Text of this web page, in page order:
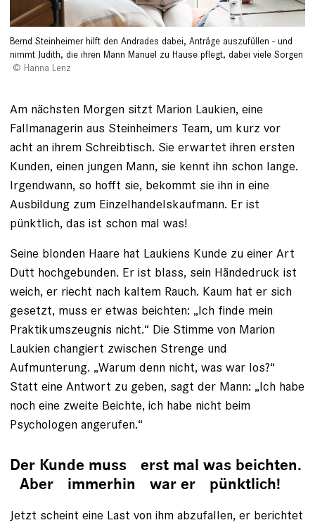
Bernd Steinheimer hilft den Andrades dabei, Anträge auszufüllen - und
nimmt Judith, die ihren Mann Manuel zu Hause pflegt, dabei viele Sorgen
Hanna Lenz
Am nächsten Morgen sitzt Marion Laukien, eine
Fallmanagerin aus Steinheimers Team, um kurz vor
acht an ihrem Schreibtisch. Sie erwartet ihren ersten
Kunden, einen jungen Mann, sie kennt ihn schon lange.
Irgendwann, so hofft sie, bekommt sie ihn in eine
Ausbildung zum Einzelhandelskaufmann. Er ist
pünktlich, das ist schon mal was!
Seine blonden Haare hat Laukiens Kunde zu einer Art
Dutt hochgebunden. Er ist blass, sein Händedruck ist
weich, er riecht nach kaltem Rauch. Kaum hat er sich
gesetzt, muss er etwas beichten: „Ich finde mein
Praktikumszeugnis nicht.“ Die Stimme von Marion
Laukien changiert zwischen Strenge und
Aufmunterung. „Warum denn nicht, was war los?“
Statt eine Antwort zu geben, sagt der Mann: „Ich habe
noch eine zweite Beichte, ich habe nicht beim
Psychologen angerufen.“
Der Kunde muss erst mal was beichten.
Aber immerhin war er pünktlich!
Jetzt scheint eine Last von ihm abzufallen, er berichtet